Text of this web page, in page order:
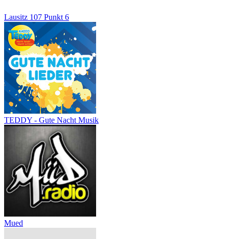
Lausitz 107 Punkt 6
TEDDY - Gute Nacht Musik
Mued